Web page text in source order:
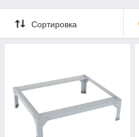
Сортировка